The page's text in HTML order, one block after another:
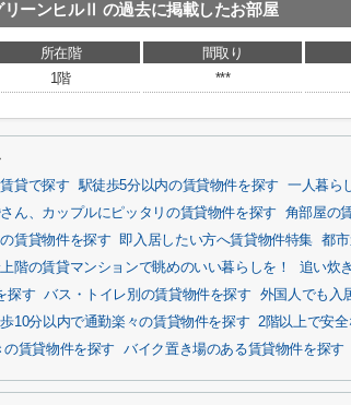
リーンヒルⅡ の過去に掲載したお部屋
所在階 間取り
1階
***
貸で探す 駅徒歩5分以内の賃貸物件を探す
一人暮ら
ん、カップルにピッタリの賃貸物件を探す
角部屋の
賃貸物件を探す 即入居したい方へ賃貸物件特集 都
階の賃貸マンションで眺めのいい暮らしを！ 追い炊
探す バス・トイレ別の賃貸物件を探す
外国人でも入
10分以内で通勤楽々の賃貸物件を探す 2階以上で安
の賃貸物件を探す バイク置き場のある賃貸物件を探す